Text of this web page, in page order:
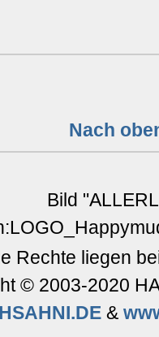
Nach
Rechte liegen
© 2003-2020
&